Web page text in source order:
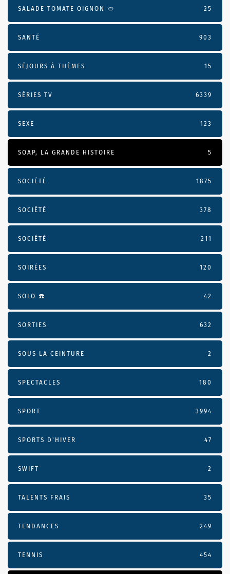
SALADE TOMATE OIGNON 🥙 25
SANTÉ 903
SÉJOURS À THÈMES 15
SÉRIES TV 6339
SEXE 123
SOAP, LA GRANDE HISTOIRE 5
SOCIÉTÉ 1875
SOCIÉTÉ 378
SOCIÉTÉ 211
SOIRÉES 120
SOLO ☎️ 42
SORTIES 632
SOUS LA CEINTURE 2
SPECTACLES 180
SPORT 3994
SPORTS D'HIVER 47
SWIFT 2
TALENTS FRAIS 35
TENDANCES 249
TENNIS 454